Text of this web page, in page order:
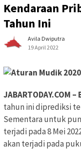
Kendaraan
Tahun Ini
Avila Dwiputra
19 April 2022
JABARTODAY.COM –
tahun ini diprediksi
Sementara untuk
terjadi pada 8 Mei
akan terjadi pada